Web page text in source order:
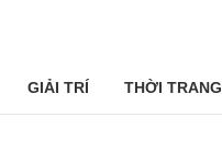
GIẢI TRÍ THỜI TRANG